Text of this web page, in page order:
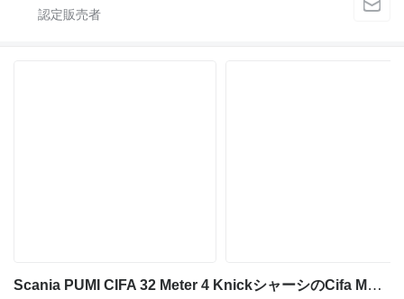
Scania PUMI CIFA 32 Meter 4 KnickシャーシのCifa MAGNUM MK32